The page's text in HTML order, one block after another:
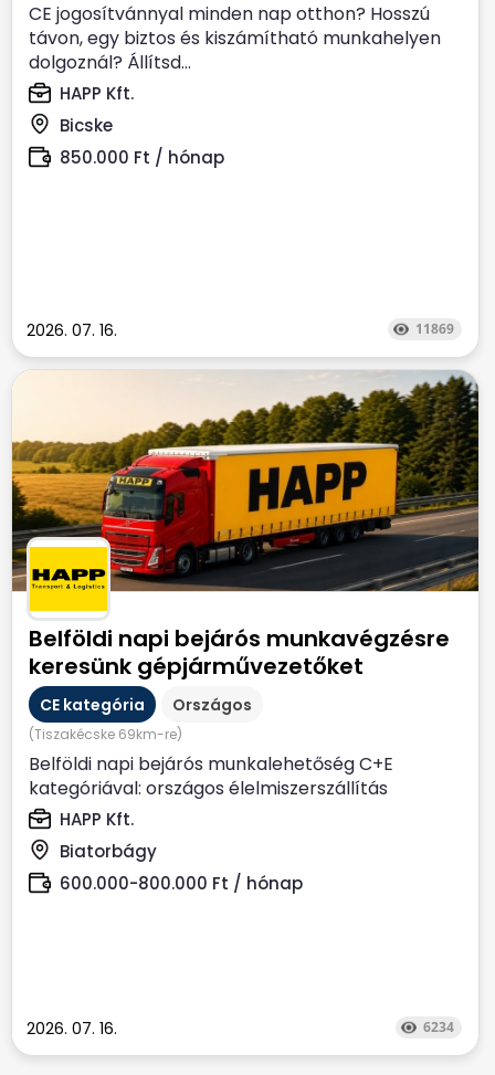
CE jogosítvánnyal minden nap otthon? Hosszú
távon, egy biztos és kiszámítható munkahelyen
dolgoznál? Állítsd...
HAPP Kft.
Bicske
850.000 Ft / hónap
2026. 07. 16. 11869
Belföldi napi bejárós munkavégzésre
keresünk gépjárművezetőket
CE kategória Országos
(Tiszakécske 69km-re)
Belföldi napi bejárós munkalehetőség C+E
kategóriával: országos élelmiszerszállítás
Biatorbágyi...
HAPP Kft.
Biatorbágy
600.000-800.000 Ft / hónap
2026. 07. 16. 6234